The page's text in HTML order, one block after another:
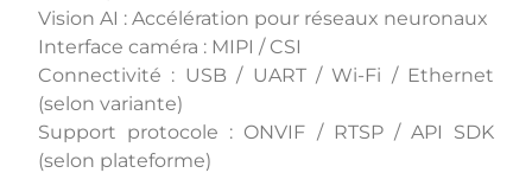
Vision AI : Accélération pour réseaux neuronaux
Interface caméra : MIPI / CSI
Connectivité : USB / UART / Wi-Fi / Ethernet
(selon variante)
Support protocole : ONVIF / RTSP / API SDK
(selon plateforme)